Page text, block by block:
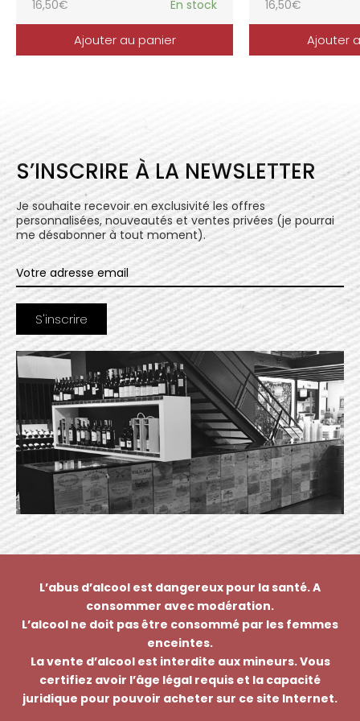
16,50€ En stock
Ajouter au panier
16,50€
Ajouter
S’INSCRIRE À LA NEWSLETTER
Je souhaite recevoir en exclusivité les offres
personnalisées, nouveautés et ventes privées (je pourrai
me désabonner à tout moment).
L’abus d’alcool est dangereux pour la santé. A
consommer avec modération.
L’alcool ne doit pas être consommé par les femmes
enceintes.
La vente d’alcool est interdite aux mineurs. Vous
certifiez avoir l’âge légal requis et la capacité
juridique pour pouvoir acheter sur ce site Internet.